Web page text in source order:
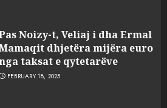
Noizy-t, Veliaj i dha Ermal
dhjetëra mijëra euro
taksat e qytetarëve
FEBRUARY 18, 2025